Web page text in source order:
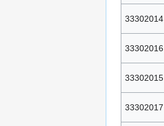
33302014
33302016
33302015
33302017